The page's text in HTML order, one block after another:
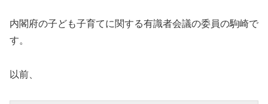
内閣府の子ども子育てに関する有識者会議の委員の駒崎で
す。
以前、